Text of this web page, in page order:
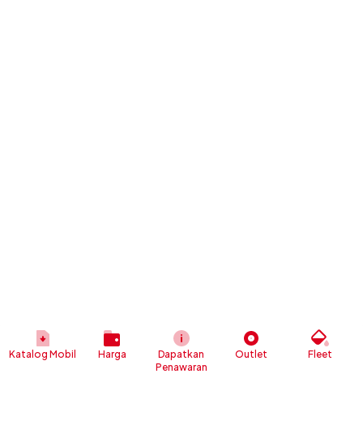
Katalog Mobil Harga
Dapatkan
Penawaran
Outlet Fleet